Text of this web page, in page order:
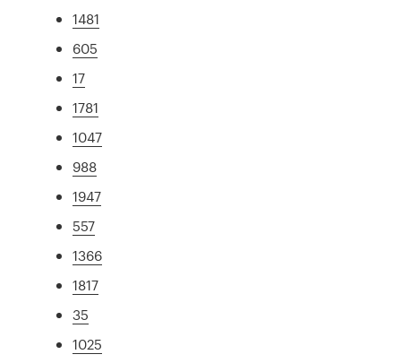
1481
605
17
1781
1047
988
1947
557
1366
1817
35
1025